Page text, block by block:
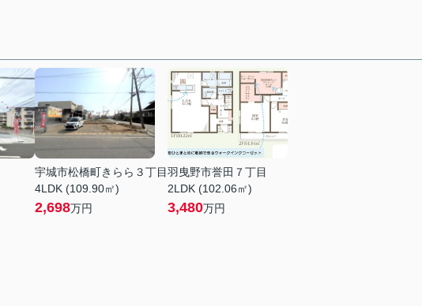
宇城市松橋町きらら３丁目
4LDK (109.90㎡)
2,698万円
羽曳野市誉田７丁目
2LDK (102.06㎡)
3,480万円